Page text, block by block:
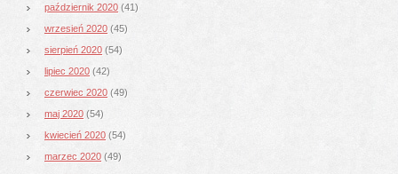
październik 2020 (41)
wrzesień 2020 (45)
sierpień 2020 (54)
lipiec 2020 (42)
czerwiec 2020 (49)
maj 2020 (54)
kwiecień 2020 (54)
marzec 2020 (49)